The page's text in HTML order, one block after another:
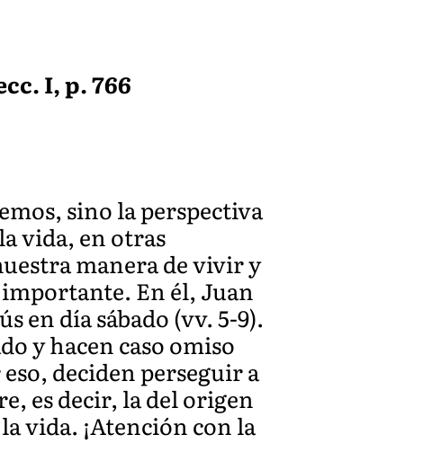
I, p. 766
sino la perspectiva
vida, en otras
manera de vivir y
En él, Juan
en día sábado (vv. 5-9).
y hacen caso omiso
deciden perseguir a
es decir, la del origen
vida. ¡Atención con la